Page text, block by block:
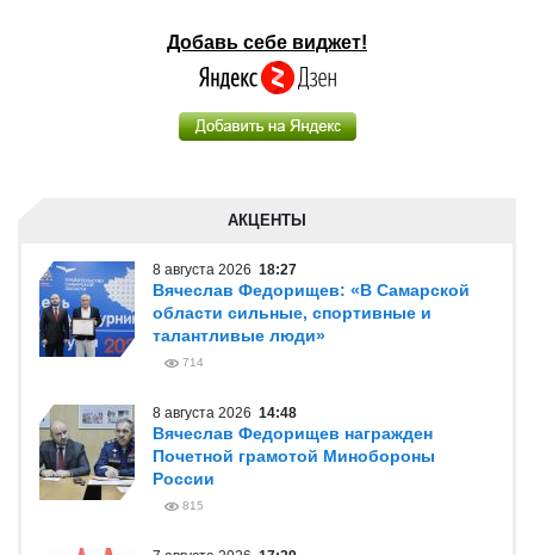
Добавь себе виджет!
АКЦЕНТЫ
8 августа 2026 18:27
Вячеслав Федорищев: «В Самарской
области сильные, спортивные и
талантливые люди»
714
8 августа 2026 14:48
Вячеслав Федорищев награжден
Почетной грамотой Минобороны
России
815